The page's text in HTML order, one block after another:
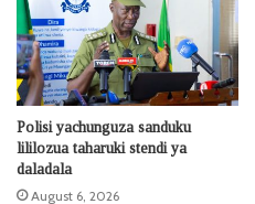
Polisi yachunguza sanduku
lililozua taharuki stendi ya
daladala
August 6, 2026